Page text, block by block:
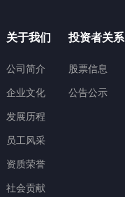
关于我们
公司简介
企业文化
发展历程
员工风采
资质荣誉
社会贡献
投资者关系
股票信息
公告公示